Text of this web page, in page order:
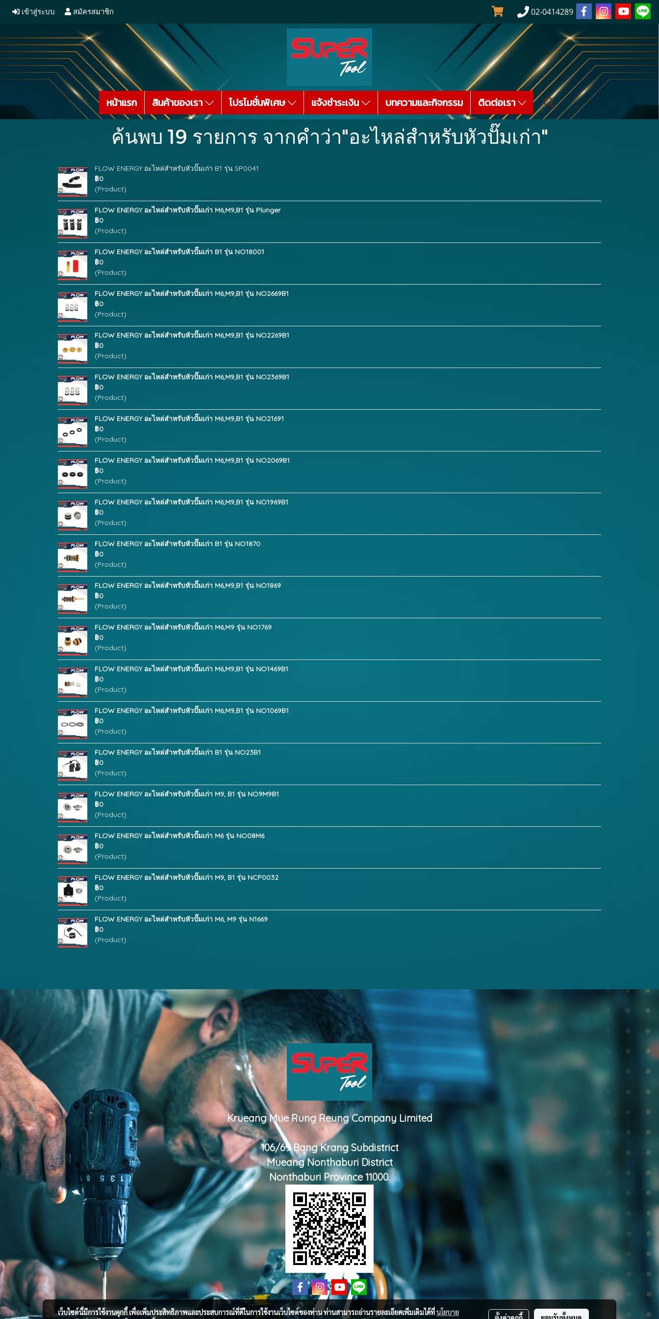
เข้าสู่ระบบ สมัครสมาชิก 02-0414289
หน้าแรก สินค้าของเรา โปรโมชั่นพิเศษ แจ้งชำระเงิน บทความและกิจกรรม ติดต่อเรา
ค้นพบ 19 รายการ จากคำว่า"อะไหล่สำหรับหัวปั๊มเก่า"
FLOW ENERGY อะไหล่สำหรับหัวปั๊มเก่า B1 รุ่น SP0041
฿0
(Product)
FLOW ENERGY อะไหล่สำหรับหัวปั๊มเก่า M6,M9,B1 รุ่น Plunger
฿0
(Product)
FLOW ENERGY อะไหล่สำหรับหัวปั๊มเก่า B1 รุ่น NO18001
฿0
(Product)
FLOW ENERGY อะไหล่สำหรับหัวปั๊มเก่า M6,M9,B1 รุ่น NO2669B1
฿0
(Product)
FLOW ENERGY อะไหล่สำหรับหัวปั๊มเก่า M6,M9,B1 รุ่น NO2269B1
฿0
(Product)
FLOW ENERGY อะไหล่สำหรับหัวปั๊มเก่า M6,M9,B1 รุ่น NO2369B1
฿0
(Product)
FLOW ENERGY อะไหล่สำหรับหัวปั๊มเก่า M6,M9,B1 รุ่น NO21691
฿0
(Product)
FLOW ENERGY อะไหล่สำหรับหัวปั๊มเก่า M6,M9,B1 รุ่น NO2069B1
฿0
(Product)
FLOW ENERGY อะไหล่สำหรับหัวปั๊มเก่า M6,M9,B1 รุ่น NO1969B1
฿0
(Product)
FLOW ENERGY อะไหล่สำหรับหัวปั๊มเก่า B1 รุ่น NO1870
฿0
(Product)
FLOW ENERGY อะไหล่สำหรับหัวปั๊มเก่า M6,M9,B1 รุ่น NO1869
฿0
(Product)
FLOW ENERGY อะไหล่สำหรับหัวปั๊มเก่า M6,M9 รุ่น NO1769
฿0
(Product)
FLOW ENERGY อะไหล่สำหรับหัวปั๊มเก่า M6,M9,B1 รุ่น NO1469B1
฿0
(Product)
FLOW ENERGY อะไหล่สำหรับหัวปั๊มเก่า M6,M9,B1 รุ่น NO1069B1
฿0
(Product)
FLOW ENERGY อะไหล่สำหรับหัวปั๊มเก่า B1 รุ่น NO23B1
฿0
(Product)
FLOW ENERGY อะไหล่สำหรับหัวปั๊มเก่า M9, B1 รุ่น NO9M9B1
฿0
(Product)
FLOW ENERGY อะไหล่สำหรับหัวปั๊มเก่า M6 รุ่น NO08M6
฿0
(Product)
FLOW ENERGY อะไหล่สำหรับหัวปั๊มเก่า M9, B1 รุ่น NCP0032
฿0
(Product)
FLOW ENERGY อะไหล่สำหรับหัวปั๊มเก่า M6, M9 รุ่น N1669
฿0
(Product)
Krueang Mue Rung Reung Company Limited
106/69 Bang Krang Subdistrict
Mueang Nonthaburi District
Nonthaburi Province 11000.
เว็บไซต์นี้มีการใช้งานคุกกี้ เพื่อเพิ่มประสิทธิภาพและประสบการณ์ที่ดีในการใช้งานเว็บไซต์ของท่าน ท่านสามารถอ่านรายละเอียดเพิ่มเติมได้ที่นโยบาย